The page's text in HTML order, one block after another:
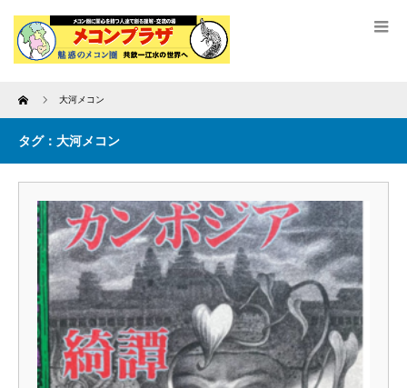
Home 大河メコン
タグ：大河メコン